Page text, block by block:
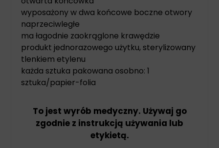
wyposażony w dwa końcowe boczne otwory
naprzeciwległe
ma łagodnie zaokrąglone krawędzie
produkt jednorazowego użytku, sterylizowany
tlenkiem etylenu
każda sztuka pakowana osobno: 1
sztuka/papier-folia
To jest wyrób medyczny. Używaj go
zgodnie z instrukcją używania lub
etykietą.